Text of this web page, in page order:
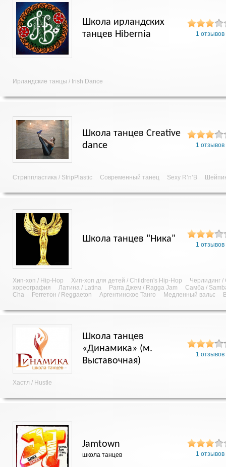
Школа ирландских
танцев Hibernia
1 отзывов
Ирландские танцы / Irish Dance
Школа танцев Creative
dance
1 отзывов
Стриппластика / StripPlastic Современный танец Sexy R’n’B
Школа танцев "Ника"
1 отзывов
Хип-хоп / Hip-Hop Хип-хоп для детей / Children's Hip-Hop
Черлидинг
хореография
Латина / Latina Рагга Джем / Ragga Jam
Самба /
Cha
Реггетон / Reggaeton Аргентинское Танго Медленный вальс
Школа танцев
«Динамика» (м.
Выставочная)
1 отзывов
Хастл / Hustle
Jamtown
школа танцев 1 отзывов